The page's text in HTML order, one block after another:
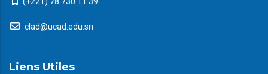
clad@ucad.edu.sn
Liens Utiles